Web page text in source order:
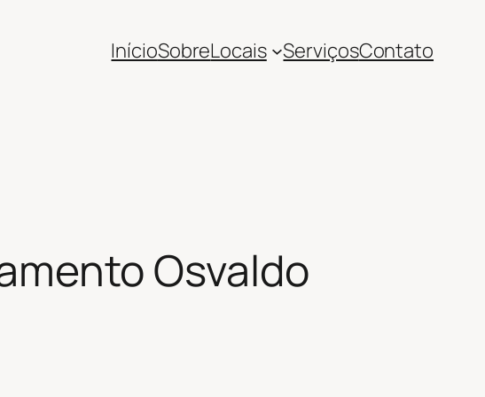
InícioSobreLocais ServiçosContato
Osvaldo